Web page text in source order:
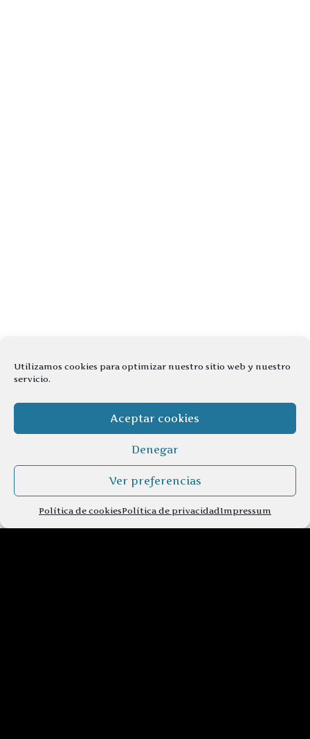
Utilizamos cookies para optimizar nuestro sitio web y nuestro
servicio.
Aceptar cookies
Denegar
Ver preferencias
Política de cookiesPolítica de privacidadImpressum